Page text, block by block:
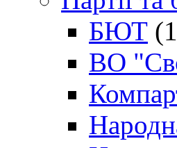
БЮТ
ВО